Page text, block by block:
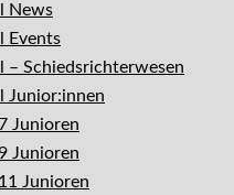
News
Events
– Schiedsrichterwesen
Junior:innen
Junioren
Junioren
Junioren